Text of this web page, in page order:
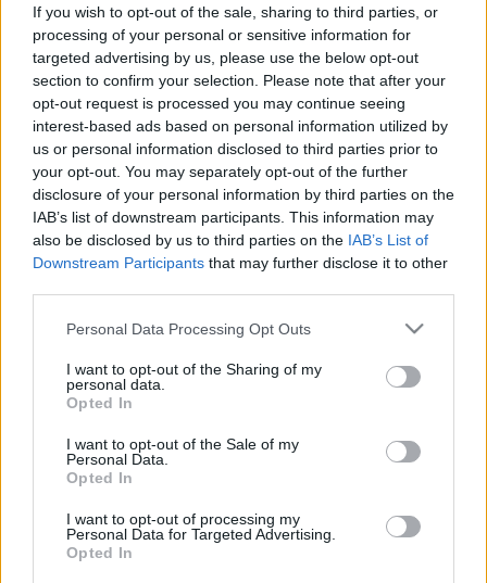
If you wish to opt-out of the sale, sharing to third parties, or
processing of your personal or sensitive information for
targeted advertising by us, please use the below opt-out
section to confirm your selection. Please note that after your
opt-out request is processed you may continue seeing
interest-based ads based on personal information utilized by
us or personal information disclosed to third parties prior to
your opt-out. You may separately opt-out of the further
disclosure of your personal information by third parties on the
IAB’s list of downstream participants. This information may
also be disclosed by us to third parties on the IAB’s List of
Downstream Participants that may further disclose it to other
Please note that this website/app uses one or more Google
not limited to your visit or usage behaviour. You may click to
grant or deny consent to Google and its third-party tags to
use your data for below specified purposes in below Google
consent section.
Personal Data Processing Opt Outs
I want to opt-out of the Sharing of my
personal data.
Opted In
I want to opt-out of the Sale of my
Personal Data.
Opted In
I want to opt-out of processing my
Personal Data for Targeted Advertising.
Opted In
világot egy szerelmespár meg akarja hódítani, ám
ebben egy törpe akadályozza őket. Mindhármuknak
állati segítőik is vannak: a fiút egy kutya, a lányt egy
galamb, míg a törpét egy kecske kíséri.
Csukás István
új darabját a felnőtteknek is ajánlja,
hiszen szerinte az olyan értékeket hordoz, amelyek a
felnőtteket is foglalkoztatják. Ilyen például a teremtő
akár az új élet létrehozása - sorolta.